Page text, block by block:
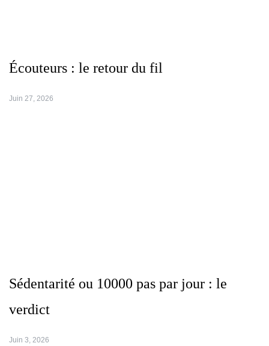
Écouteurs : le retour du fil
Juin 27, 2026
Sédentarité ou 10000 pas par jour : le
verdict
Juin 3, 2026